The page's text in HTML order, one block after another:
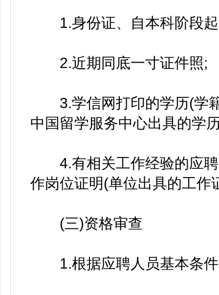
1.身份证、自本科阶段起
2.近期同底一寸证件照;
3.学信网打印的学历(学籍
中国留学服务中心出具的学
4.有相关工作经验的应聘
作岗位证明(单位出具的工作
(三)资格审查
1.根据应聘人员基本条件